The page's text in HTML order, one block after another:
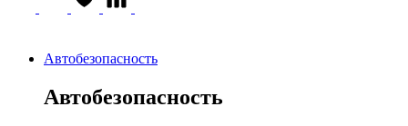
Автобезопасность
Автобезопасность